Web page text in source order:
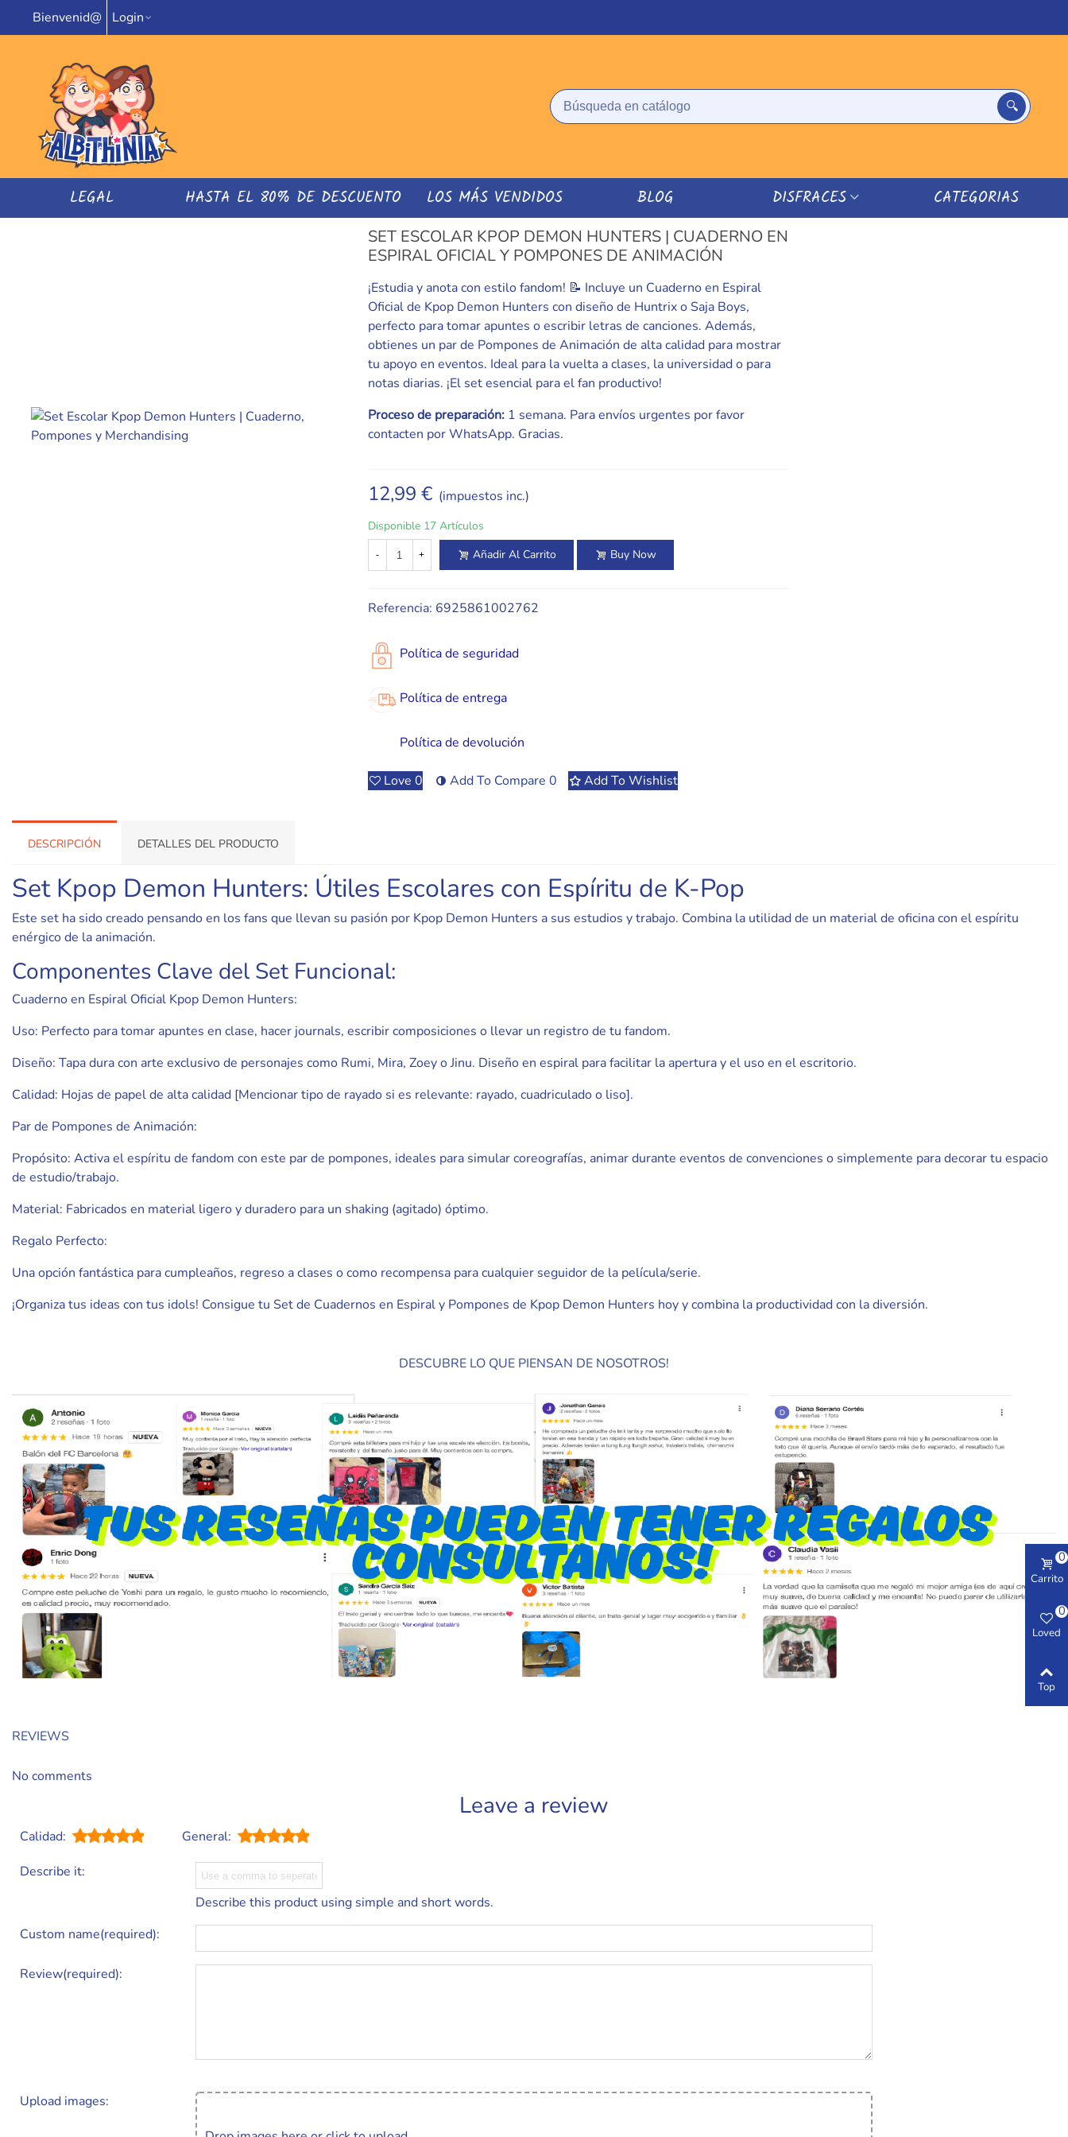
Bienvenid@ Login
LEGAL HASTA EL 80% DE DESCUENTO LOS MÁS VENDIDOS BLOG DISFRACES CATEGORIAS
SET ESCOLAR KPOP DEMON HUNTERS | CUADERNO EN
ESPIRAL OFICIAL Y POMPONES DE ANIMACIÓN
¡Estudia y anota con estilo fandom! 📝 Incluye un Cuaderno en Espiral
Oficial de Kpop Demon Hunters con diseño de Huntrix o Saja Boys,
perfecto para tomar apuntes o escribir letras de canciones. Además,
obtienes un par de Pompones de Animación de alta calidad para mostrar
tu apoyo en eventos. Ideal para la vuelta a clases, la universidad o para
notas diarias. ¡El set esencial para el fan productivo!
Proceso de preparación:1 semana. Para envíos urgentes por favor
contacten por WhatsApp. Gracias.
12,99 € (impuestos inc.)
Disponible 17 Artículos
- + Añadir Al Carrito Buy Now
Referencia: 6925861002762
Política de seguridad
Política de entrega
Política de devolución
Love 0 Add To Compare 0 Add To Wishlist
DESCRIPCIÓN DETALLES DEL PRODUCTO
Set Kpop Demon Hunters: Útiles Escolares con Espíritu de K-Pop
Este set ha sido creado pensando en los fans que llevan su pasión por Kpop Demon Hunters a sus estudios y trabajo. Combina la utilidad de un material de oficina con el espíritu
enérgico de la animación.
Componentes Clave del Set Funcional:
Cuaderno en Espiral Oficial Kpop Demon Hunters:
Uso: Perfecto para tomar apuntes en clase, hacer journals, escribir composiciones o llevar un registro de tu fandom.
Diseño: Tapa dura con arte exclusivo de personajes como Rumi, Mira, Zoey o Jinu. Diseño en espiral para facilitar la apertura y el uso en el escritorio.
Calidad: Hojas de papel de alta calidad [Mencionar tipo de rayado si es relevante: rayado, cuadriculado o liso].
Par de Pompones de Animación:
Propósito: Activa el espíritu de fandom con este par de pompones, ideales para simular coreografías, animar durante eventos de convenciones o simplemente para decorar tu espacio
de estudio/trabajo.
Material: Fabricados en material ligero y duradero para un shaking (agitado) óptimo.
Regalo Perfecto:
Una opción fantástica para cumpleaños, regreso a clases o como recompensa para cualquier seguidor de la película/serie.
¡Organiza tus ideas con tus idols! Consigue tu Set de Cuadernos en Espiral y Pompones de Kpop Demon Hunters hoy y combina la productividad con la diversión.
DESCUBRE LO QUE PIENSAN DE NOSOTROS!
REVIEWS
No comments
Leave a review
Calidad:
General:
Describe it:
Describe this product using simple and short words.
Custom name(required):
Review(required):
Upload images:
Carrito
0
Loved
0
Top